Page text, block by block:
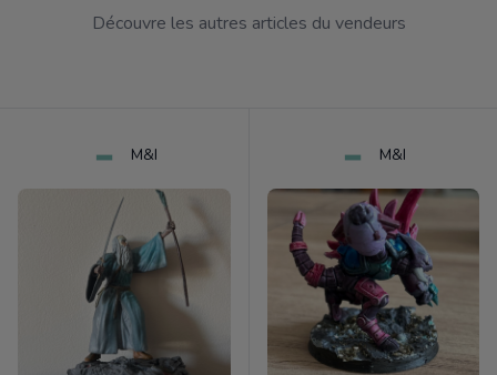
Découvre les autres articles du vendeurs
M&I M&I